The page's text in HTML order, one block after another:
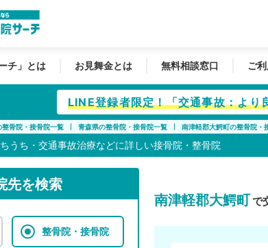
チ」とは お見舞金とは 無料相談窓口 ご
LINE登録者限定！「交通事故：より
整骨院・接骨院一覧 青森県の整骨院・接骨院一覧 南津軽郡大鰐町の整骨院・
うち・交通事故治療などに詳しい接骨院・整骨院
先を検索
整骨院・接骨院
南津軽郡大鰐町で